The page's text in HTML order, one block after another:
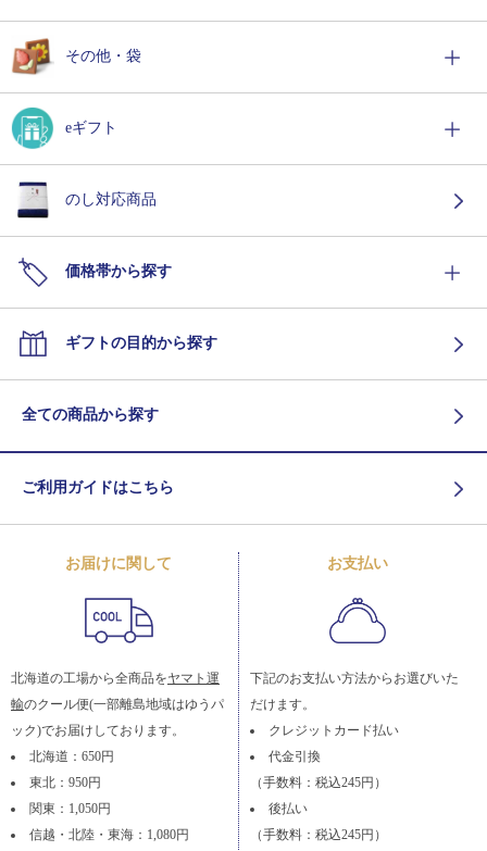
その他・袋
eギフト
のし対応商品
価格帯から探す
ギフトの目的から探す
全ての商品から探す
ご利用ガイドはこちら
お届けに関して
北海道の工場から全商品をヤマト運
輸のクール便(一部離島地域はゆうパ
ック)でお届けしております。
北海道：650円
東北：950円
関東：1,050円
信越・北陸・東海：1,080円
お支払い
下記のお支払い方法からお選びいた
だけます。
クレジットカード払い
代金引換
（手数料：税込245円）
後払い
（手数料：税込245円）